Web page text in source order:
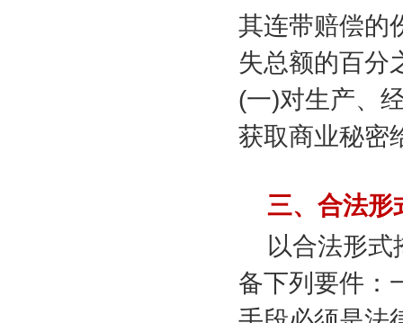
其连带赔偿的
失总额的百分
(一)对生产、
获取商业秘密
三、合法形
以合法形
备下列要件：